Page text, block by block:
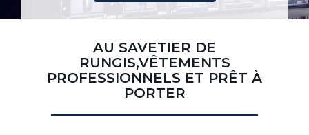
AU SAVETIER DE
RUNGIS,VÊTEMENTS
PROFESSIONNELS ET PRÊT À
PORTER